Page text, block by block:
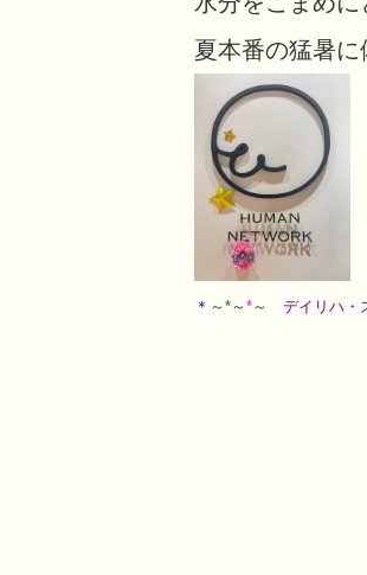
夏本番の猛暑
＊ ～ *～ *～ デイリハ・